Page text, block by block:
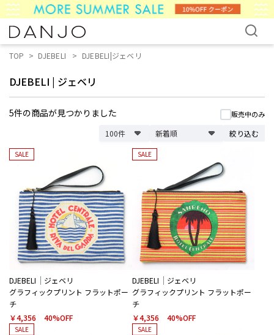
TOP DJEBELI DJEBELI|ジェベリ
DJEBELI | ジェベリ
5件の商品が見つかりました 販売中のみ
絞り込む
SALE
DJEBELI
ジェベリ
グラフィックプリント フラットポー
チ
￥4,356
40%OFF
SALE
DJEBELI
ジェベリ
グラフィックプリント フラットポー
チ
￥4,356
40%OFF
SALE SALE